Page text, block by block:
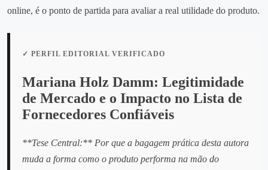
online, é o ponto de partida para avaliar a real utilidade do produto.
✓ PERFIL EDITORIAL VERIFICADO
Mariana Holz Damm: Legitimidade
de Mercado e o Impacto no Lista de
Fornecedores Confiáveis
**Tese Central:** Por que a bagagem prática desta autora
muda a forma como o produto performa na mão do